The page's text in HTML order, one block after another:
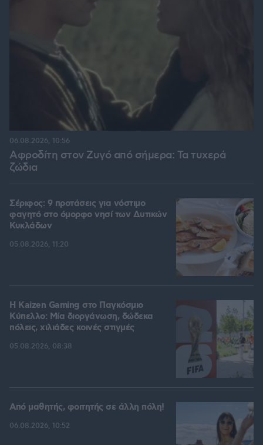
Αφροδίτη στον Ζυγό από σήμερα: Τα τυχερά
ζώδια
06.08.2026, 10:56
Σέριφος: 9 προτάσεις για νόστιμο
φαγητό στο όμορφο νησί των Δυτικών
Κυκλάδων
05.08.2026, 11:20
H Kaizen Gaming στο Παγκόσμιο
Kύπελλο: Μία διοργάνωση, δώδεκα
πόλεις, χιλιάδες κοινές στιγμές
05.08.2026, 08:38
Από μαθητής, φοιτητής σε άλλη πόλη!
06.08.2026, 10:52